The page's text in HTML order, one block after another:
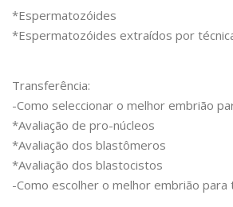
*Espermatozóides
*Espermatozóides extraídos por
Transferência:
-Como seleccionar o melhor embrião
*Avaliação de pro-núcleos
*Avaliação dos blastômeros
*Avaliação dos blastocistos
-Como escolher o melhor embrião para